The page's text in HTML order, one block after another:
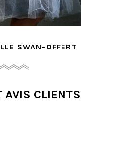
SWAN-OFFERT
AVIS CLIENTS